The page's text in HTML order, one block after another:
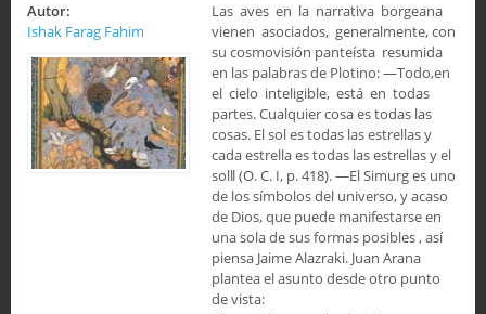
Autor:
Ishak Farag Fahim
Las aves en la narrativa borgeana
vienen asociados, generalmente, con
su cosmovisión panteísta resumida
en las palabras de Plotino: ―Todo,en
el cielo inteligible, está en todas
partes. Cualquier cosa es todas las
cosas. El sol es todas las estrellas y
cada estrella es todas las estrellas y el
sol‖ (O. C. I, p. 418). ―El Simurg es uno
de los símbolos del universo, y acaso
de Dios, que puede manifestarse en
una sola de sus formas posibles , así
piensa Jaime Alazraki. Juan Arana
plantea el asunto desde otro punto
de vista: